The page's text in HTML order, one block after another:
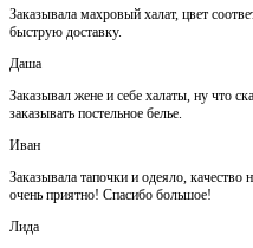
Заказывала махровый халат, цвет
быструю доставку.
Даша
Заказывал жене и себе халаты, ну что
заказывать постельное белье.
Иван
Заказывала тапочки и одеяло,
очень приятно! Спасибо большое!
Лида